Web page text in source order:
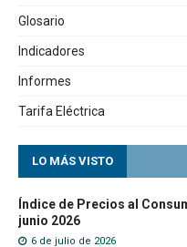
Glosario
Indicadores
Informes
Tarifa Eléctrica
LO MÁS VISTO
Índice de Precios al
junio 2026
6 de julio de 2026